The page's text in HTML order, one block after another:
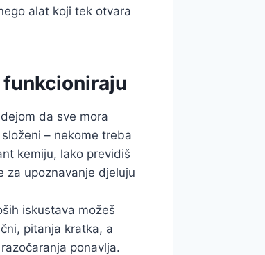
alat koji tek otvara
da sve mora
– nekome treba
kemiju, lako previdiš
za upoznavanje djeluju
iskustava možeš
pitanja kratka, a
ponavlja.